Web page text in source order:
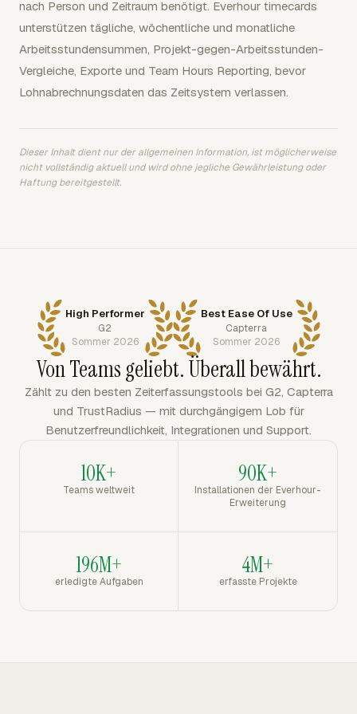
nach Person und Zeitraum benötigt. Everhour timecards
unterstützen tägliche, wöchentliche und monatliche
Arbeitsstundensummen, Projekt-gegen-Arbeitsstunden-
Vergleiche, Exporte und Team Hours Reporting, bevor
Lohnabrechnungsdaten das Zeitsystem verlassen.
Dieser Inhalt dient nur der allgemeinen Information, ist möglicherweise
nicht vollständig aktuell und wird ohne jegliche Gewährleistung oder
Haftung bereitgestellt.
High Performer
G2
Sommer 2026
Best Ease Of Use
Capterra
Sommer 2026
Von Teams geliebt. Überall bewährt.
Zählt zu den besten Zeiterfassungstools bei G2, Capterra
und TrustRadius — mit durchgängigem Lob für
Benutzerfreundlichkeit, Integrationen und Support.
10K+
Teams weltweit
90K+
Installationen der Everhour-
Erweiterung
196M+
erledigte Aufgaben
4M+
erfasste Projekte